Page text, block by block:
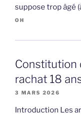
suppose trop âgé
OH
Constitution
rachat 18
3 MARS 2026
Introduction Les